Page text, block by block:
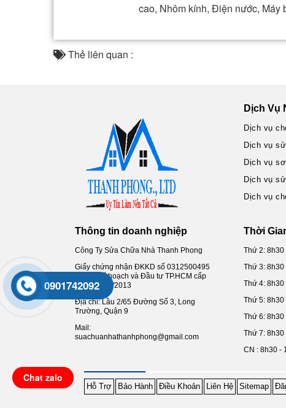
cao, Nhôm kính, Điện nước, Máy
Thẻ liên quan :
Thông tin doanh nghiệp
Công Ty Sửa Chữa Nhà Thanh Phong
Giấy chứng nhận ĐKKD số 0312500495
do Sở Kế hoạch và Đầu tư TP.HCM cấp
ngày 12/10/2013
Địa chỉ: Lầu 2/65 Đường Số 3, Long
Trường, Quận 9
Mail:
suachuanhathanhphong@gmail.com
Dịch Vụ
Dịch vụ
Dịch vụ
Dịch vụ
Dịch vụ
Dịch vụ
Thời
Thứ 2: 8h30
Thứ 3: 8h30
Thứ 4: 8h30
Thứ 5: 8h30
Thứ 6: 8h30
Thứ 7: 8h30
CN : 8h30 -
Hỗ Trợ Bảo Hành Điều Khoản Liên Hệ Sitemap
Chat zalo
0901742092